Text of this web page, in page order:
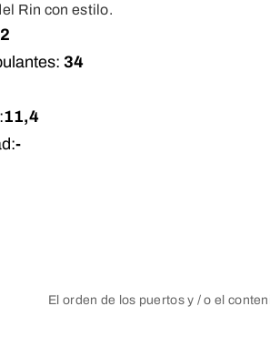
Rin con estilo.
34
11,4
-
El orden de los puertos y / o el